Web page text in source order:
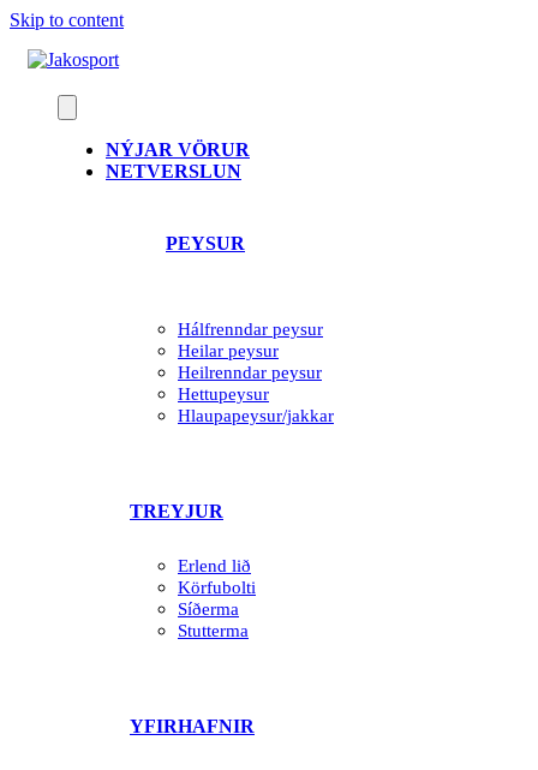
Skip to content
NÝJAR VÖRUR
NETVERSLUN
PEYSUR
Hálfrenndar peysur
Heilar peysur
Heilrenndar peysur
Hettupeysur
Hlaupapeysur/jakkar
TREYJUR
Erlend lið
Körfubolti
Síðerma
Stutterma
YFIRHAFNIR